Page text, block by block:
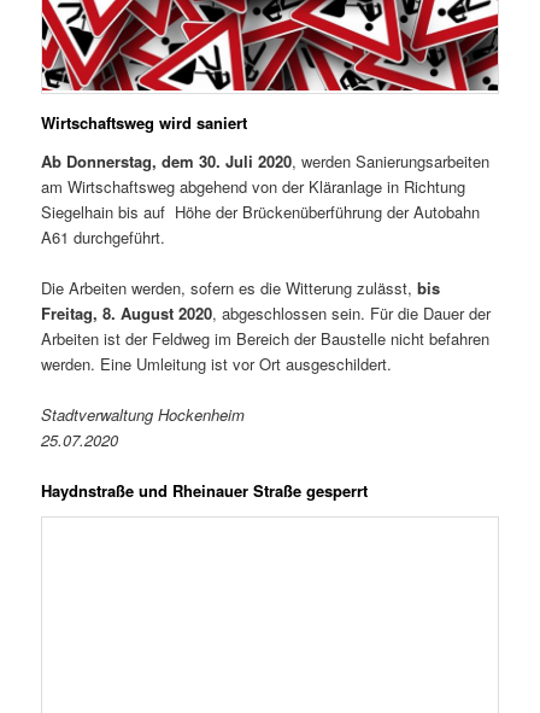
Wirtschaftsweg wird saniert
Ab Donnerstag, dem 30. Juli 2020, werden Sanierungsarbeiten
am Wirtschaftsweg abgehend von der Kläranlage in Richtung
Siegelhain bis auf Höhe der Brückenüberführung der Autobahn
A61 durchgeführt.
Die Arbeiten werden, sofern es die Witterung zulässt,bis
Freitag, 8. August 2020, abgeschlossen sein. Für die Dauer der
Arbeiten ist der Feldweg im Bereich der Baustelle nicht befahren
werden. Eine Umleitung ist vor Ort ausgeschildert.
Stadtverwaltung Hockenheim
25.07.2020
Haydnstraße und Rheinauer Straße gesperrt